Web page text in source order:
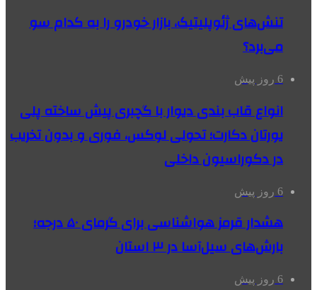
تنش‌های ژئوپلیتیک، بازار خودرو را به کدام سو
می‌برد؟
6 روز پیش
انواع قاب بندی دیوار با گچبری پیش ساخته پلی
یورتان دکارت؛ تحولی لوکس، فوری و بدون تخریب
در دکوراسیون داخلی
6 روز پیش
هشدار قرمز هواشناسی برای گرمای ۵۰ درجه؛
بارش‌های سیل‌آسا در ۳ استان
6 روز پیش